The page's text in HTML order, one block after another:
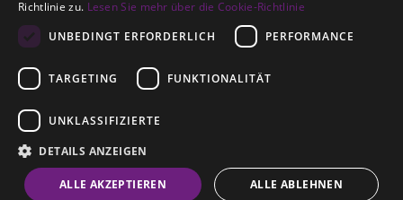
Rechtlicher Hinweis
Erbaut vonInmoba
Richtlinie zu. Lesen Sie mehr über die Cookie-Richtlinie
UNBEDINGT ERFORDERLICH
PERFORMANCE
TARGETING FUNKTIONALITÄT
UNKLASSIFIZIERTE
DETAILS ANZEIGEN
ALLE AKZEPTIEREN ALLE ABLEHNEN